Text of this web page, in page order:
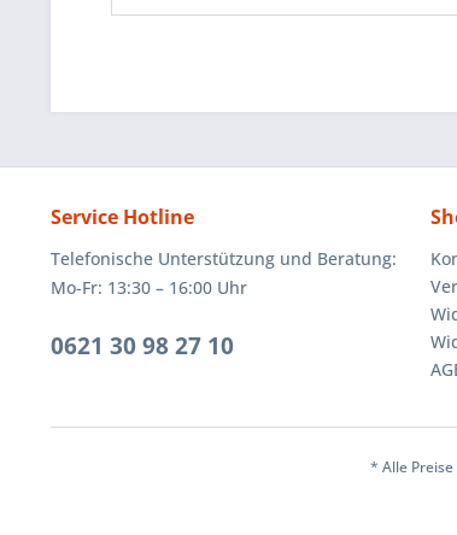
Service Hotline
Telefonische Unterstützung und Beratung:
Mo-Fr: 13:30 – 16:00 Uhr
0621 30 98 27 10
* Alle